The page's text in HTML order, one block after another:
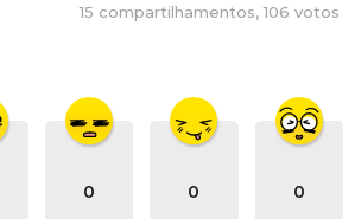
15 compartilhamentos,106 votos
0 0 0